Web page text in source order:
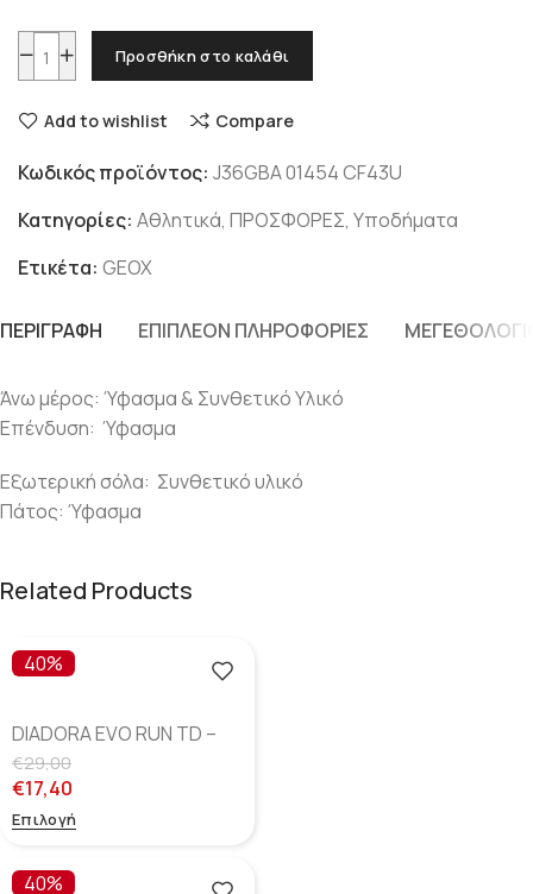
Προσθήκη στο καλάθι
Add to wishlist Compare
Κωδικός προϊόντος: J36GBA 01454 CF43U
Κατηγορίες: Αθλητικά, ΠΡΟΣΦΟΡΕΣ, Υποδήματα
Ετικέτα: GEOX
ΠΕΡΙΓΡΑΦΉ ΕΠΙΠΛΈΟΝ ΠΛΗΡΟΦΟΡΊΕΣ
Άνω μέρος: Ύφασμα & Συνθετικό Υλικό
Επένδυση: Ύφασμα
Εξωτερική σόλα: Συνθετικό υλικό
Πάτος: Ύφασμα
Related Products
40%
DIADORA EVO RUN TD –
Blue Corsair
€29,00
€17,40
Επιλογή
40%